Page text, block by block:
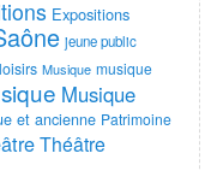
Expositions
jeune public
loisirs Musique musique
Musique
et ancienne Patrimoine
Théâtre